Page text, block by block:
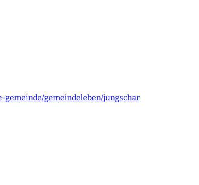
gemeinde/gemeindeleben/jungschar